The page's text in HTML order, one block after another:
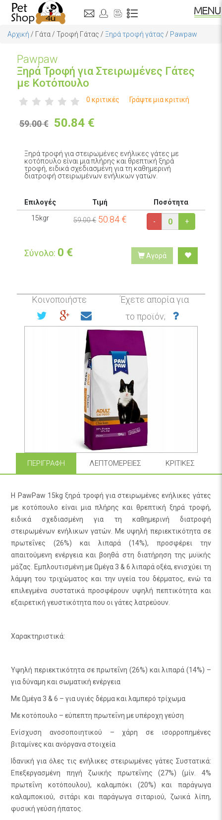
Αρχική / Γάτα / Τροφή Γάτας / Ξηρά τροφή γάτας / Pawpaw
Pawpaw
Ξηρά Τροφή για Στειρωμένες Γάτες
με Κοτόπουλο
0 κριτικές Γράψτε μια κριτική
59.00 € 50.84 €
Ξηρά τροφή για στειρωμένες ενήλικες γάτες με
κοτόπουλο είναι μια πλήρης και θρεπτική ξηρά
τροφή, ειδικά σχεδιασμένη για τη καθημερινή
διατροφή στειρωμένων ενήλικων γατών.
Επιλογές Τιμή
Ποσότητα
15kgr
59.00 € 50.84 € - +
Σύνολο: 0 € Αγορά
Κοινοποιήστε
Έχετε απορία για
το προϊόν;
ΠΕΡΙΓΡΑΦΉ ΛΕΠΤΟΜΈΡΕΙΕΣ ΚΡΙΤΙΚΈΣ
Η PawPaw 15kg ξηρά τροφή για στειρωμένες ενήλικες γάτες
με κοτόπουλο είναι μια πλήρης και θρεπτική ξηρά τροφή,
ειδικά σχεδιασμένη για τη καθημερινή διατροφή
στειρωμένων ενήλικων γατών. Με υψηλή περιεκτικότητα σε
πρωτεΐνες (26%) και λιπαρά (14%), προσφέρει την
απαιτούμενη ενέργεια και βοηθά στη διατήρηση της μυϊκής
μάζας. Εμπλουτισμένη με Ωμέγα 3 & 6 λιπαρά οξέα, ενισχύει τη
λάμψη του τριχώματος και την υγεία του δέρματος, ενώ τα
επιλεγμένα συστατικά προσφέρουν υψηλή πεπτικότητα και
εξαιρετική γευστικότητα που οι γάτες λατρεύουν.
Χαρακτηριστικά:
Υψηλή περιεκτικότητα σε πρωτεΐνη (26%) και λιπαρά (14%) –
για δύναμη και σωματική ενέργεια
Με Ωμέγα 3 & 6 – για υγιές δέρμα και λαμπερό τρίχωμα
Με κοτόπουλο – εύπεπτη πρωτεΐνη με υπέροχη γεύση
Ενίσχυση ανοσοποιητικού – χάρη σε ισορροπημένες
βιταμίνες και ανόργανα στοιχεία
Ιδανική για όλες τις ενήλικες στειρωμένες γάτες Συστατικά:
Επεξεργασμένη πηγή ζωικής πρωτεΐνης (27%) (μίν. 4%
πρωτεΐνη κοτόπουλου), καλαμπόκι (20%) και παράγωγα
καλαμποκιού, σιτάρι και παράγωγα σιταριού, ζωικά λίπη,
φυσική γεύση ήπατος.